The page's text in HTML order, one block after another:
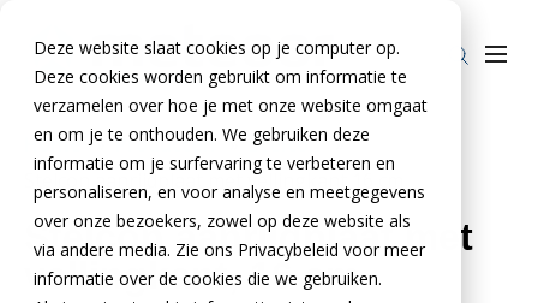
Deze website slaat cookies op je computer op.
Deze cookies worden gebruikt om informatie te
verzamelen over hoe je met onze website omgaat
en om je te onthouden. We gebruiken deze
informatie om je surfervaring te verbeteren en
personaliseren, en voor analyse en meetgegevens
over onze bezoekers, zowel op deze website als
via andere media. Zie ons Privacybeleid voor meer
informatie over de cookies die we gebruiken.
Producten
Stelcon®
Railcon®
BTE Groep
Onze verhalen
Home »Producten » Stelcon»
Stelcon aanrijdplaat met vellingkant 16 cm
Stelcon aanrijdplaat met
vellingkant, 16 cm